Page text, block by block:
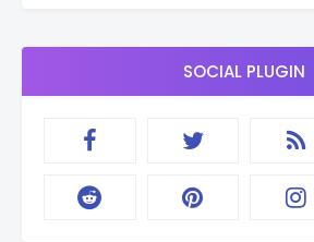
SOCIAL PLUGIN